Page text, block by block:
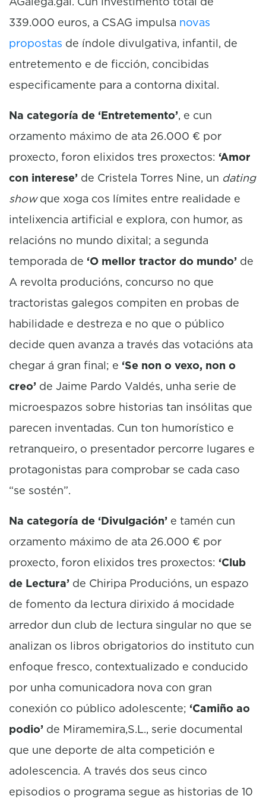
339.000 euros, a CSAG impulsa novas
propostas de índole divulgativa, infantil, de
entretemento e de ficción, concibidas
especificamente para a contorna dixital.
Na categoría de ‘Entretemento’, e cun
orzamento máximo de ata 26.000 € por
proxecto, foron elixidos tres proxectos: ‘Amor
con interese’ de Cristela Torres Nine, un dating
showque xoga cos límites entre realidade e
intelixencia artificial e explora, con humor, as
relacións no mundo dixital; a segunda
temporada de ‘O mellor tractor do mundo’ de
A revolta producións, concurso no que
tractoristas galegos compiten en probas de
habilidade e destreza e no que o público
decide quen avanza a través das votacións ata
chegar á gran final; e ‘Se non o vexo, non o
creo’ de Jaime Pardo Valdés, unha serie de
microespazos sobre historias tan insólitas que
parecen inventadas. Cun ton humorístico e
retranqueiro, o presentador percorre lugares e
protagonistas para comprobar se cada caso
“se sostén”.
Na categoría de ‘Divulgación’ e tamén cun
orzamento máximo de ata 26.000 € por
proxecto, foron elixidos tres proxectos: ‘Club
de Lectura’ de Chiripa Producións, un espazo
de fomento da lectura dirixido á mocidade
arredor dun club de lectura singular no que se
analizan os libros obrigatorios do instituto cun
enfoque fresco, contextualizado e conducido
por unha comunicadora nova con gran
conexión co público adolescente; ‘Camiño ao
podio’ de Miramemira,S.L., serie documental
que une deporte de alta competición e
adolescencia. A través dos seus cinco
episodios o programa segue as historias de 10